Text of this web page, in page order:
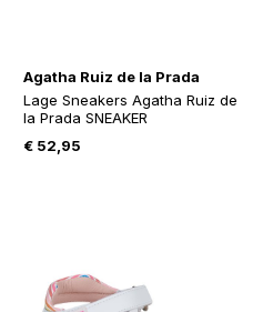
Agatha Ruiz de la Prada
Lage Sneakers Agatha Ruiz de
la Prada SNEAKER
€52,95